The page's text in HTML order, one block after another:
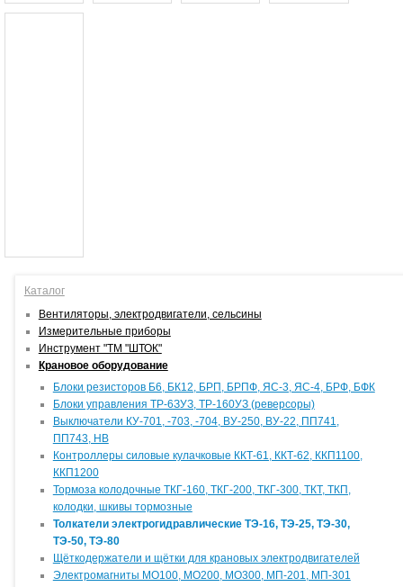
Каталог
Вентиляторы, электродвигатели, сельсины
Измерительные приборы
Инструмент "ТМ "ШТОК"
Крановое оборудование
Блоки резисторов Б6, БК12, БРП, БРПФ, ЯС-3, ЯС-4, БРФ, БФК
Блоки управления ТР-6ЗУЗ, ТР-160УЗ (реверсоры)
Выключатели КУ-701, -703, -704, ВУ-250, ВУ-22, ПП741,
ПП743, НВ
Контроллеры силовые кулачковые ККТ-61, ККТ-62, ККП1100,
ККП1200
Тормоза колодочные ТКГ-160, ТКГ-200, ТКГ-300, ТКТ, ТКП,
колодки, шкивы тормозные
Толкатели электрогидравлические ТЭ-16, ТЭ-25, ТЭ-30,
ТЭ-50, ТЭ-80
Щёткодержатели и щётки для крановых электродвигателей
Электромагниты МО100, МО200, МО300, МП-201, МП-301